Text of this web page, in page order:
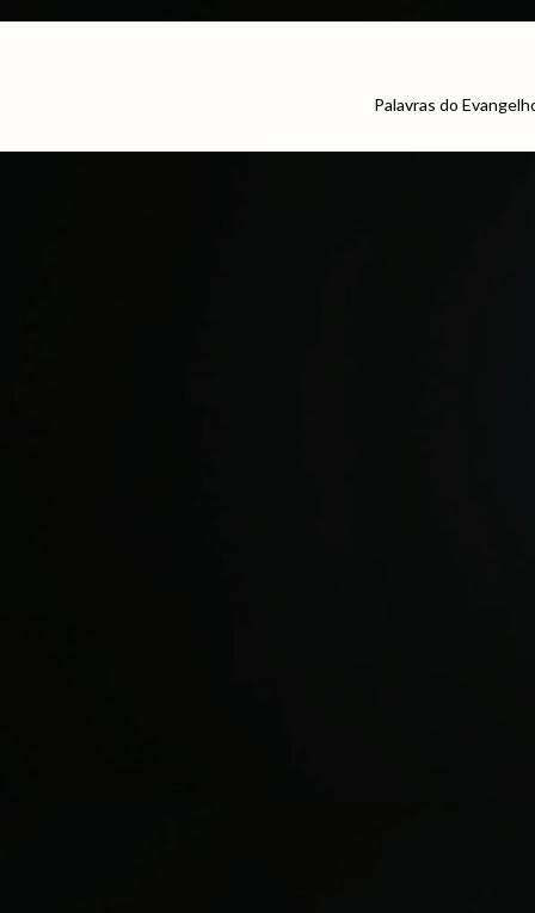
Palavras do